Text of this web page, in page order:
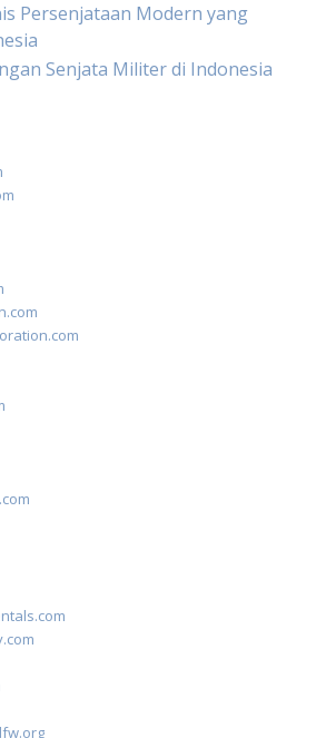
Persenjataan Modern yang
Senjata Militer di Indonesia